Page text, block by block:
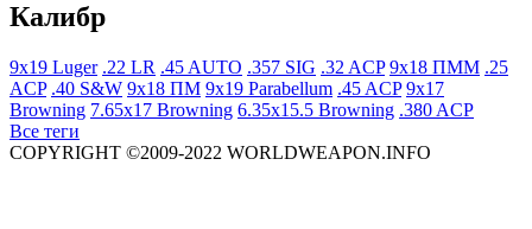
Калибр
9x19 Luger .22 LR .45 AUTO .357 SIG .32 ACP 9x18 ПММ .25
ACP .40 S&W 9x18 ПМ 9x19 Parabellum .45 ACP 9x17
Browning 7.65x17 Browning 6.35x15.5 Browning .380 ACP
Все теги
COPYRIGHT ©2009-2022 WORLDWEAPON.INFO